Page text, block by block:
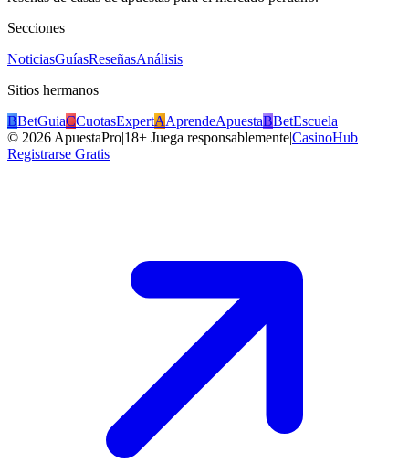
Secciones
NoticiasGuíasReseñasAnálisis
Sitios hermanos
BBetGuiaCCuotasExpertAAprendeApuestaBBetEscuela
© 2026 ApuestaPro|18+ Juega responsablemente|CasinoHub
Registrarse Gratis